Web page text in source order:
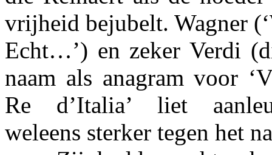
vrijheid bejubelt. Wagner
Echt…’) en zeker Verdi
naam als anagram voor
Re d’Italia’ liet
weleens sterker tegen het